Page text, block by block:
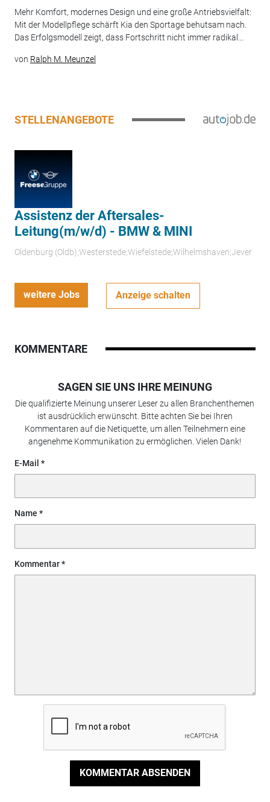
Mehr Komfort, modernes Design und eine große Antriebsvielfalt:
Mit der Modellpflege schärft Kia den Sportage behutsam nach.
Das Erfolgsmodell zeigt, dass Fortschritt nicht immer radikal...
von Ralph M. Meunzel
STELLENANGEBOTE
Assistenz der Aftersales-
Leitung(m/w/d) - BMW & MINI
Oldenburg (Oldb);Westerstede;Wiefelstede;Wilhelmshaven;Jever
weitere Jobs Anzeige schalten
KOMMENTARE
SAGEN SIE UNS IHRE MEINUNG
Die qualifizierte Meinung unserer Leser zu allen Branchenthemen
ist ausdrücklich erwünscht. Bitte achten Sie bei Ihren
Kommentaren auf die Netiquette, um allen Teilnehmern eine
angenehme Kommunikation zu ermöglichen. Vielen Dank!
E-Mail
Name
Kommentar
KOMMENTAR ABSENDEN